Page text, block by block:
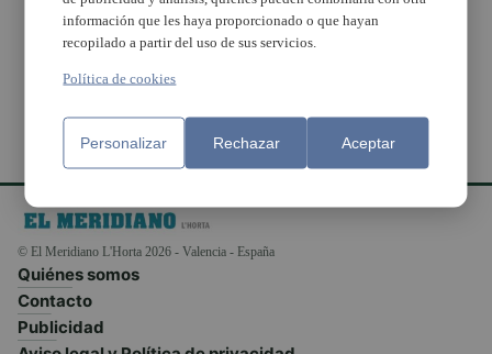
compliment de la
normativa sanitària
© El Meridiano L'Horta 2026 - Valencia - España
Quiénes somos
Contacto
Publicidad
información que les haya proporcionado o que hayan
recopilado a partir del uso de sus servicios.
Política de cookies
Personalizar Rechazar Aceptar